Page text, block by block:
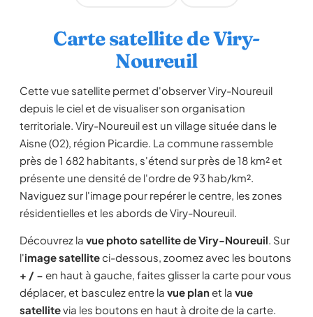
Carte satellite de Viry-
Noureuil
Cette vue satellite permet d'observer Viry-Noureuil
depuis le ciel et de visualiser son organisation
territoriale. Viry-Noureuil est un village située dans le
Aisne (02), région Picardie. La commune rassemble
près de 1 682 habitants, s'étend sur près de 18 km² et
présente une densité de l'ordre de 93 hab/km².
Naviguez sur l'image pour repérer le centre, les zones
résidentielles et les abords de Viry-Noureuil.
Découvrez la vue photo satellite de Viry-Noureuil. Sur
l'image satelliteci-dessous, zoomez avec les boutons
+ / − en haut à gauche, faites glisser la carte pour vous
déplacer, et basculez entre la vue planet la vue
satellitevia les boutons en haut à droite de la carte.